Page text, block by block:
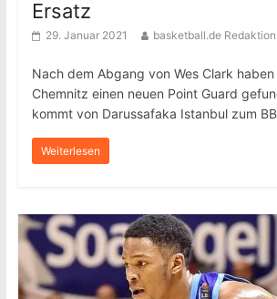
Ersatz
29. Januar 2021 basketball.de Redaktion
Nach dem Abgang von Wes Clark haben
Chemnitz einen neuen Point Guard
kommt von Darussafaka Istanbul zum
Weiterlesen